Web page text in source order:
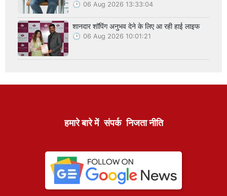
06 Aug 2026 13:33:04
शानदार शॉपिंग अनुभव देने के लिए आ रही हाई लाइफ
06 Aug 2026 10:01:21
हमारे बारे में संपर्क निजता नीति